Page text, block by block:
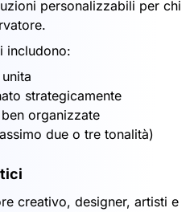
personalizzabili per chi
includono:
strategicamente
organizzate
due o tre tonalità)
creativo, designer, artisti e